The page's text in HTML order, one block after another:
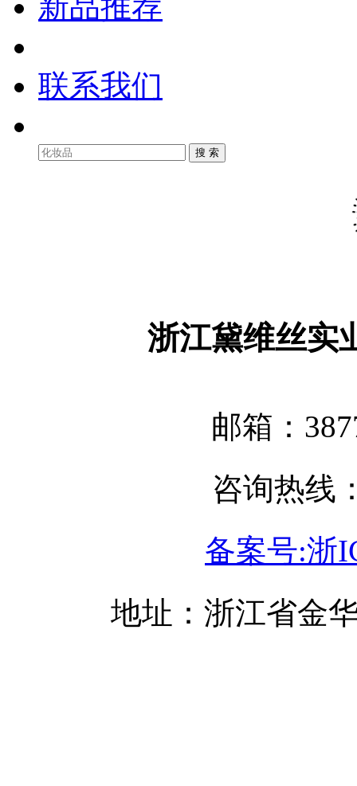
新品推荐
联系我们
浙江黛维丝实
邮箱：
咨询热线
备案号:浙
地址：浙江省金